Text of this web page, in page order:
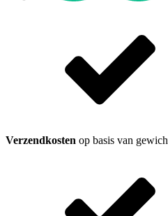
Verzendkosten op basis van